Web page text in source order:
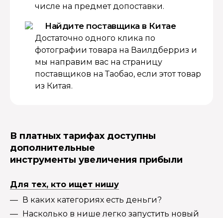
числе на предмет допоставки.
Найдите поставщика в Китае
Достаточно одного клика по
фотографии товара на Ваилдберриз и
мы направим вас на страницу
поставщиков на Таобао, если этот товар
из Китая.
В платных тарифах доступны
дополнительные
инструменты увеличения прибыли
Для тех, кто ищет нишу
В каких категориях есть деньги?
Насколько в нише легко запустить новый